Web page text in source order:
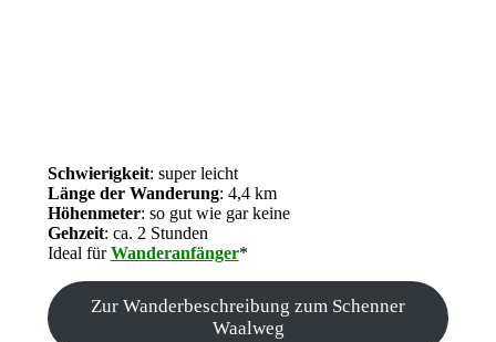
Schwierigkeit: super leicht
Länge der Wanderung: 4,4 km
Höhenmeter: so gut wie gar keine
Gehzeit: ca. 2 Stunden
Ideal fürWanderanfänger*
Zur Wanderbeschreibung zum Schenner
Waalweg